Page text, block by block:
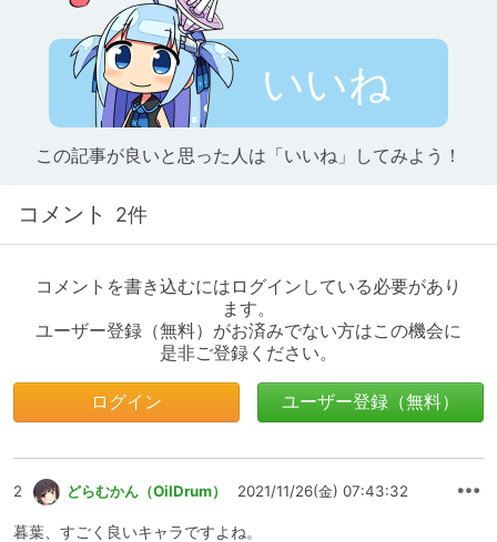
いいね
この記事が良いと思った人は「いいね」してみよう！
コメント 2件
コメントを書き込むにはログインしている必要があり
ます。
ユーザー登録（無料）がお済みでない方はこの機会に
是非ご登録ください。
ログイン ユーザー登録（無料）
2 どらむかん（OilDrum） 2021/11/26(金) 07:43:32
暮葉、すごく良いキャラですよね。